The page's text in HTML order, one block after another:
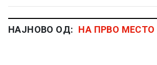
НАЈНОВО ОД: НА ПРВО МЕСТО